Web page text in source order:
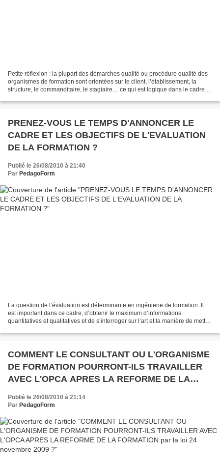
Petite réflexion : la plupart des démarches qualité ou procédure qualité des
organismes de formation sont orientées sur le client, l’établissement, la
structure, le commanditaire, le stagiaire… ce qui est logique dans le cadre
PRENEZ-VOUS LE TEMPS D'ANNONCER LE
CADRE ET LES OBJECTIFS DE L'EVALUATION
DE LA FORMATION ?
Publié le 26/08/2010 à 21:40
Par PedagoForm
La question de l’évaluation est déterminante en ingénierie de formation. Il
est important dans ce cadre, d’obtenir le maximum d’informations
quantitatives et qualitatives et de s’interroger sur l’art et la manière de mettre
COMMENT LE CONSULTANT OU L'ORGANISME
DE FORMATION POURRONT-ILS TRAVAILLER
AVEC L'OPCA APRES LA REFORME DE LA
Publié le 26/08/2010 à 21:14
Par PedagoForm